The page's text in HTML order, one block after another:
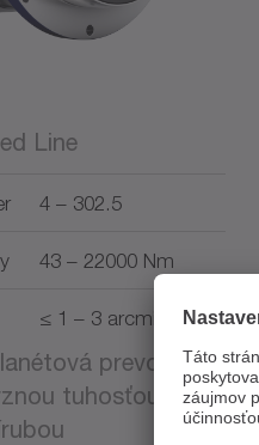
Line
4 – 302.5
43 – 22000 Nm
≤ 1 – 3 arcmin
prevodovka
tuhosťou a